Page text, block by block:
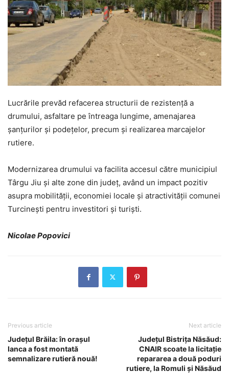
Lucrările prevăd refacerea structurii de rezistență a
drumului, asfaltare pe întreaga lungime, amenajarea
șanțurilor și podețelor, precum și realizarea marcajelor
rutiere.
Modernizarea drumului va facilita accesul către municipiul
Târgu Jiu și alte zone din județ, având un impact pozitiv
asupra mobilității, economiei locale și atractivității comunei
Turcinești pentru investitori și turiști.
Nicolae Popovici
Previous article
Județul Brăila: în orașul
Ianca a fost montată
semnalizare rutieră nouă!
Next article
Județul Bistrița Năsăud:
CNAIR scoate la licitație
repararea a două poduri
rutiere, la Romuli și Năsăud